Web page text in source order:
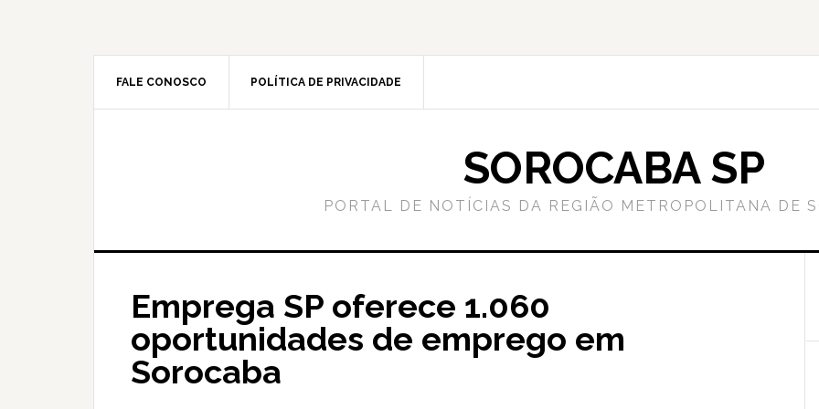
FALE CONOSCO POLÍTICA DE PRIVACIDADE
SOROCABA SP
PORTAL DE NOTÍCIAS DA REGIÃO METROPOLITANA DE
Emprega SP oferece 1.060
oportunidades de emprego em
Sorocaba